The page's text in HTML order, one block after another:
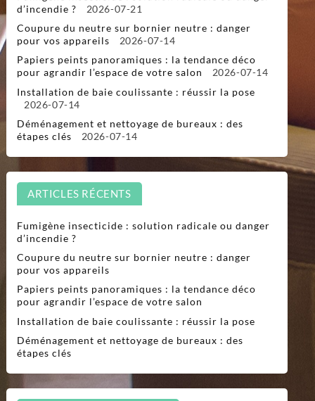
d’incendie ?
2026-07-21
Coupure du neutre sur bornier neutre : danger
pour vos appareils
2026-07-14
Papiers peints panoramiques : la tendance déco
pour agrandir l’espace de votre salon
2026-07-14
Installation de baie coulissante : réussir la pose
2026-07-14
Déménagement et nettoyage de bureaux : des
étapes clés
2026-07-14
ARTICLES RÉCENTS
Fumigène insecticide : solution radicale ou danger
d’incendie ?
Coupure du neutre sur bornier neutre : danger
pour vos appareils
Papiers peints panoramiques : la tendance déco
pour agrandir l’espace de votre salon
Installation de baie coulissante : réussir la pose
Déménagement et nettoyage de bureaux : des
étapes clés